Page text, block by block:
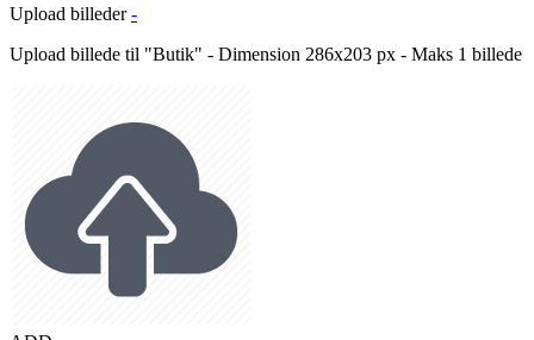
Upload billeder -
Upload billede til "Butik" - Dimension 286x203 px - Maks 1 billede